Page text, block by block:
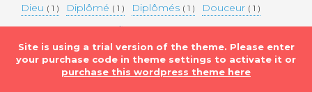
Dieu ( 1 ) Diplômé ( 1 ) Diplômés ( 1 ) Douceur ( 1 )
Eaux bleues Edifice Historique Enceinte
Etats-unis ( 2 ) Evénement ( 3 ) Evénements( 3 )
Expérimentation( 1 ) Falaise( 1 ) Famille( 2 )
Site is using a trial version of the theme. Please enter
your purchase code in theme settings to activate it or
purchase this wordpress theme here